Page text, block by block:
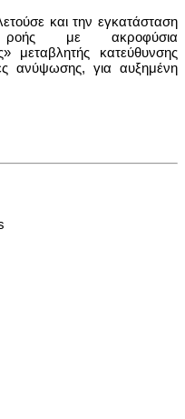
και την εγκατάσταση
ροής με ακροφύσια
μεταβλητής κατεύθυνσης
ανύψωσης, για αυξημένη